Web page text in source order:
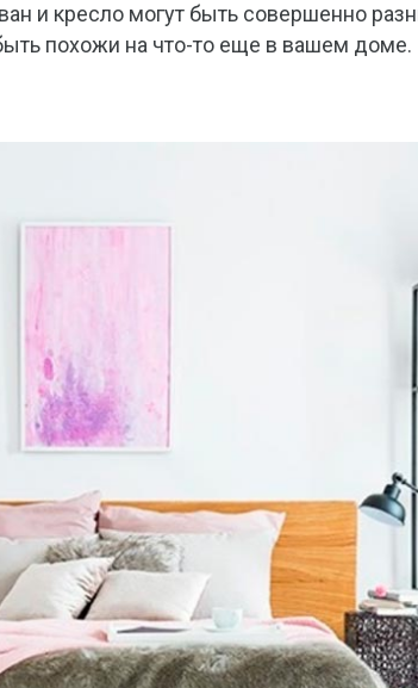
и кресло могут быть совершенно
похожи на что-то еще в вашем доме.